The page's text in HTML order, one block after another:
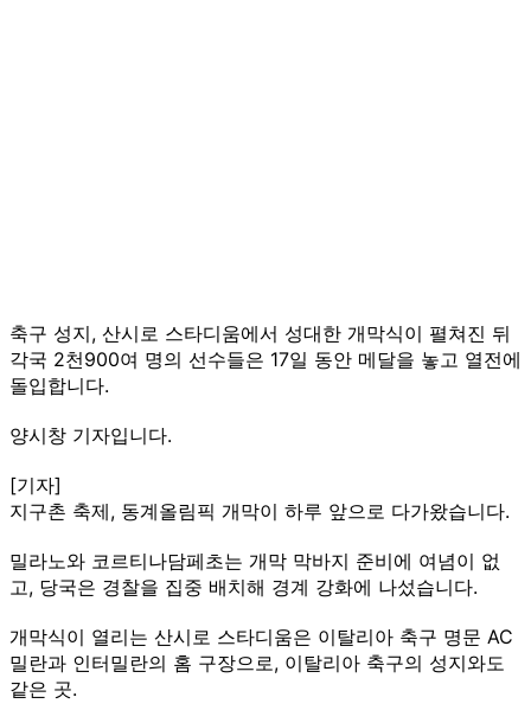
축구 성지, 산시로 스타디움에서 성대한 개막식이 펼쳐진 뒤
각국 2천900여 명의 선수들은 17일 동안 메달을 놓고 열전에
돌입합니다.
양시창 기자입니다.
[기자]
지구촌 축제, 동계올림픽 개막이 하루 앞으로 다가왔습니다.
밀라노와 코르티나담페초는 개막 막바지 준비에 여념이 없
고, 당국은 경찰을 집중 배치해 경계 강화에 나섰습니다.
개막식이 열리는 산시로 스타디움은 이탈리아 축구 명문 AC
밀란과 인터밀란의 홈 구장으로, 이탈리아 축구의 성지와도
같은 곳.